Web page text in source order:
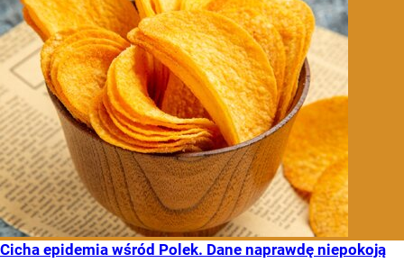
Cicha epidemia wśród Polek. Dane naprawdę niepokoją